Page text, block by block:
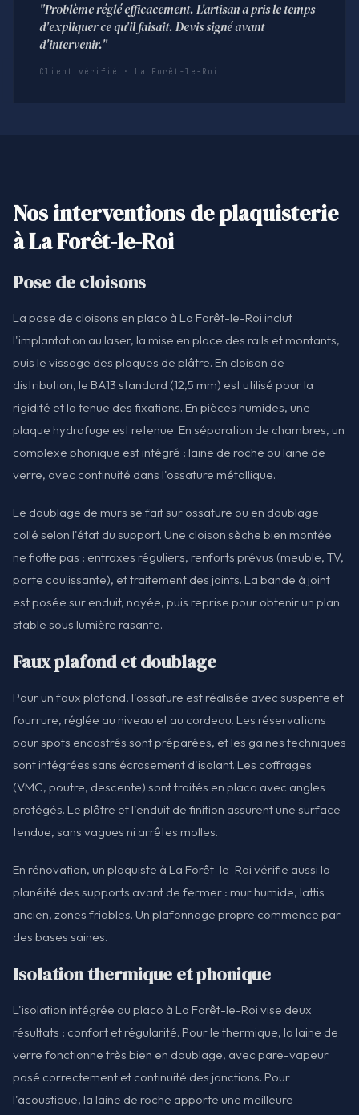
"Problème réglé efficacement. L'artisan a pris le temps
d'expliquer ce qu'il faisait. Devis signé avant
d'intervenir."
Client vérifié · La Forêt-le-Roi
Nos interventions de plaquisterie
à La Forêt-le-Roi
Pose de cloisons
La pose de cloisons en placo à La Forêt-le-Roi inclut
l'implantation au laser, la mise en place des rails et montants,
puis le vissage des plaques de plâtre. En cloison de
distribution, le BA13 standard (12,5 mm) est utilisé pour la
rigidité et la tenue des fixations. En pièces humides, une
plaque hydrofuge est retenue. En séparation de chambres, un
complexe phonique est intégré : laine de roche ou laine de
verre, avec continuité dans l'ossature métallique.
Le doublage de murs se fait sur ossature ou en doublage
collé selon l'état du support. Une cloison sèche bien montée
ne flotte pas : entraxes réguliers, renforts prévus (meuble, TV,
porte coulissante), et traitement des joints. La bande à joint
est posée sur enduit, noyée, puis reprise pour obtenir un plan
stable sous lumière rasante.
Faux plafond et doublage
Pour un faux plafond, l'ossature est réalisée avec suspente et
fourrure, réglée au niveau et au cordeau. Les réservations
pour spots encastrés sont préparées, et les gaines techniques
sont intégrées sans écrasement d'isolant. Les coffrages
(VMC, poutre, descente) sont traités en placo avec angles
protégés. Le plâtre et l'enduit de finition assurent une surface
tendue, sans vagues ni arrêtes molles.
En rénovation, un plaquiste à La Forêt-le-Roi vérifie aussi la
planéité des supports avant de fermer : mur humide, lattis
ancien, zones friables. Un plafonnage propre commence par
des bases saines.
Isolation thermique et phonique
L'isolation intégrée au placo à La Forêt-le-Roi vise deux
résultats : confort et régularité. Pour le thermique, la laine de
verre fonctionne très bien en doublage, avec pare-vapeur
posé correctement et continuité des jonctions. Pour
l'acoustique, la laine de roche apporte une meilleure